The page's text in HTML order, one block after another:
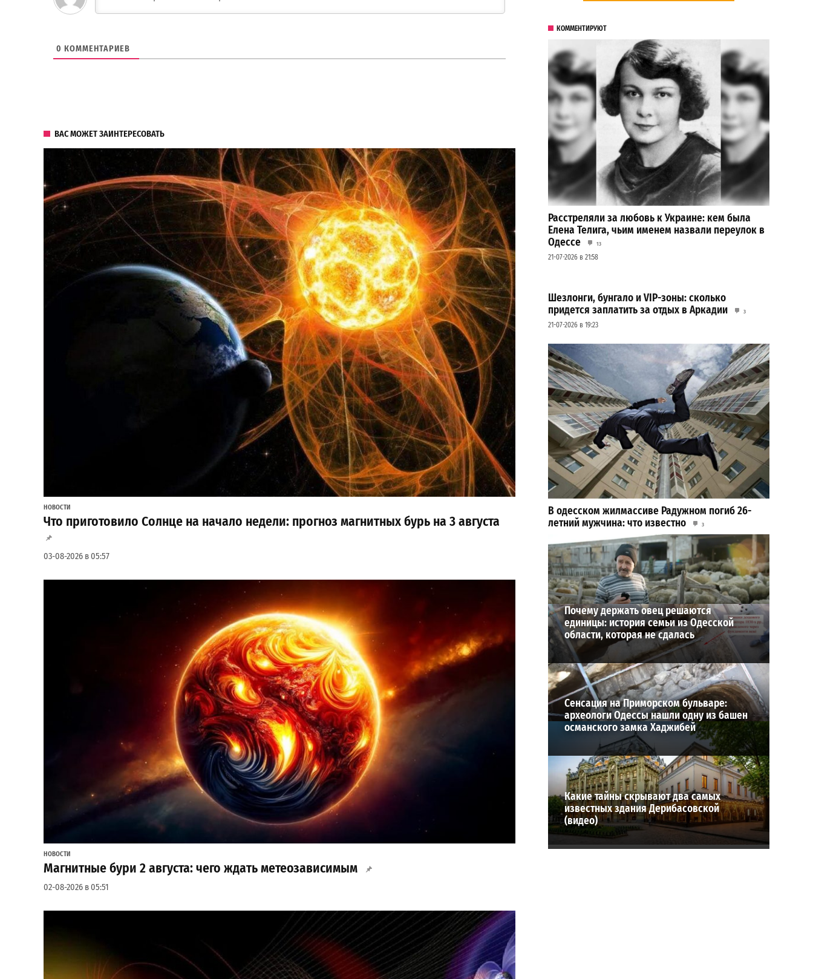
0 КОММЕНТАРИЕВ
ВАС МОЖЕТ ЗАИНТЕРЕСОВАТЬ
НОВОСТИ
Что приготовило Солнце на начало недели: прогноз магнитных бурь на 3 августа
03-08-2026 в 05:57
НОВОСТИ
Магнитные бури 2 августа: чего ждать метеозависимым
02-08-2026 в 05:51
КОММЕНТИРУЮТ
Расстреляли за любовь к Украине: кем была
Елена Телига, чьим именем назвали переулок в
Одессе
13
21-07-2026 в 21:58
Шезлонги, бунгало и VIP-зоны: сколько
придется заплатить за отдых в Аркадии
3
21-07-2026 в 19:23
В одесском жилмассиве Радужном погиб 26-
летний мужчина: что известно
3
ВИБОР РЕДАКЦИИ
Почему держать овец решаются
единицы: история семьи из Одесской
области, которая не сдалась
Сенсация на Приморском бульваре:
археологи Одессы нашли одну из башен
османского замка Хаджибей
Какие тайны скрывают два самых
известных здания Дерибасовской
(видео)